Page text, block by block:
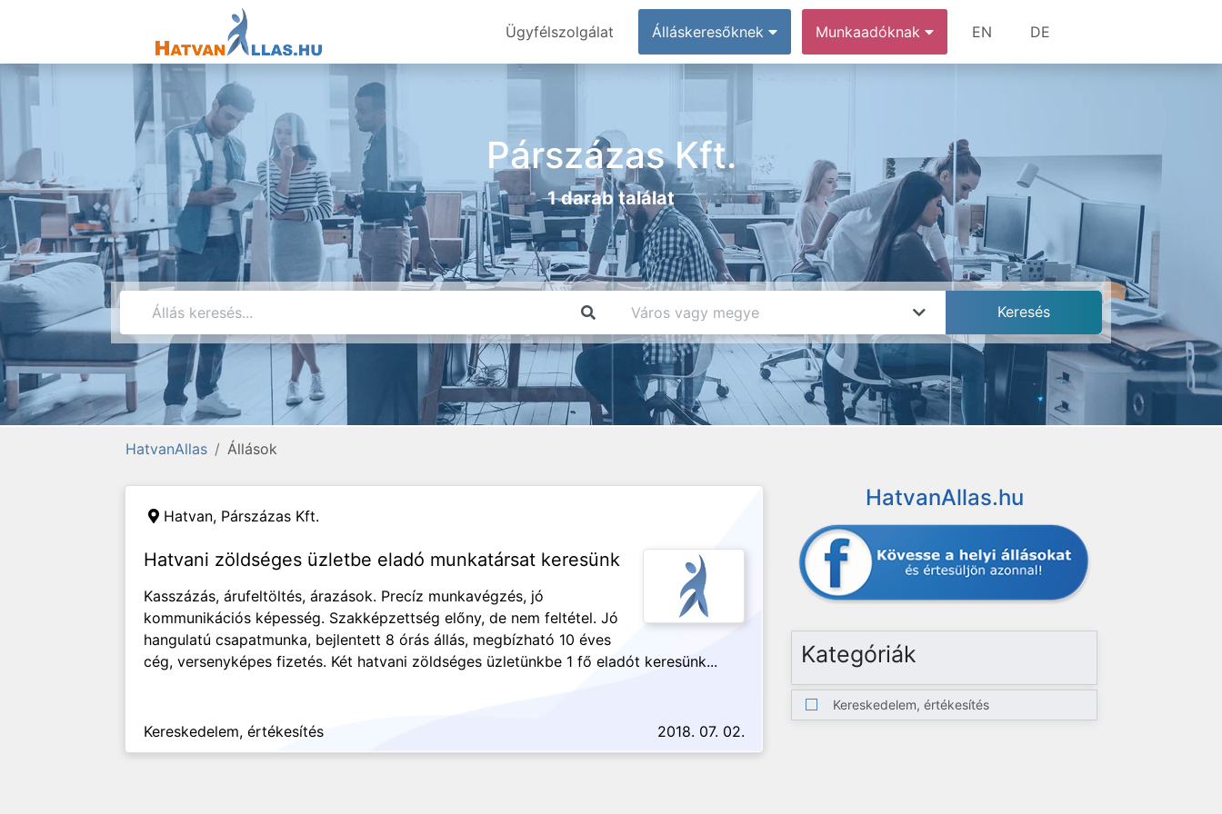
Ügyfélszolgálat Álláskeresőknek Munkaadóknak EN DE
Párszázas Kft.
1 darab találat
HatvanAllas Állások
Hatvan, Párszázas Kft.
Hatvani zöldséges üzletbe eladó munkatársat keresünk
Kasszázás, árufeltöltés, árazások. Precíz munkavégzés, jó
kommunikációs képesség. Szakképzettség előny, de nem feltétel. Jó
hangulatú csapatmunka, bejlentett 8 órás állás, megbízható 10 éves
cég, versenyképes fizetés. Két hatvani zöldséges üzletünkbe 1 fő eladót keresünk...
Kereskedelem, értékesítés 2018. 07. 02.
HatvanAllas.hu
Kategóriák
Kereskedelem, értékesítés